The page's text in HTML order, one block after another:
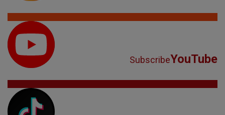
SubscribeYouTube